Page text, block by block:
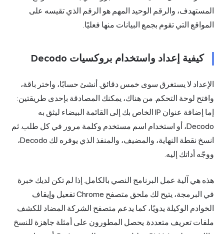
المستهدف، والرقم الوحيد المهم هو الرقم الذي تقيسه على
المواقع التي تقوم بجمع البيانات منها فعليًا.
كيفية إعداد واستخدام بروكسيات Decodo
الإعداد لا يستغرق سوى خمس دقائق. أنشئ حسابًا، واختر باقة،
وافتح لوحة التحكم. من هناك، يمكنك المصادقة بإحدى طريقتين:
إما إضافة عنوان IP
الخاص بك إلى القائمة البيضاء ليثق به
Decodo، أو استخدام اسم مستخدم وكلمة مرور في كل طلب. ثم
انسخ نقطة النهاية، والمضيف، والمنفذ الذي يوفره لك Decodo،
ووجّه أداتك إليه.
هذه هي آلية عمل البرنامج النصي بالكامل. إذا لم تكن لديك خبرة
في البرمجة، يتيح لك ملحق متصفح Chrome تفعيل وإيقاف
الخوادم الوكيلة يدويًا، كما يدعم متصفح الشركة المضاد للكشف
ملفات تعريف متعددة. يحصل المطورون على أمثلة جاهزة للنسخ